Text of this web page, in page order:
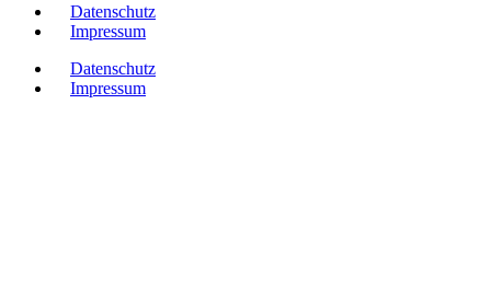
Datenschutz
Impressum
Datenschutz
Impressum